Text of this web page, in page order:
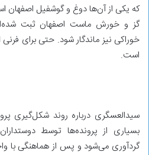
که یکی از آن‌ها دوغ و گوشفیل اصفهان
گز و خورش ماست اصفهان ثبت
خوراکی نیز ماندگار شود. حتی برای
است.
سیدالعسگری درباره روند شکل‌گیری
بسیاری از پرونده‌ها توسط
گردآوری می‌شود و پس از هماهنگی با